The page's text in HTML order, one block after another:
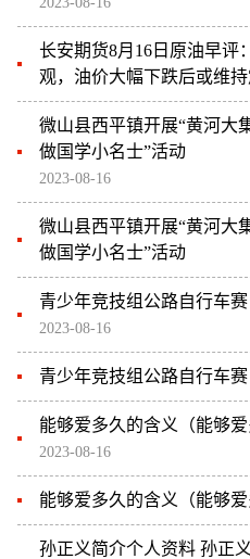
长安期货8月16日原油早评
观，油价大幅下跌后或维
微山县西平镇开展“黄河大
做国学小名士”活动
2023-08-16
微山县西平镇开展“黄河大
做国学小名士”活动
青少年竞技组公路自行车
2023-08-16
青少年竞技组公路自行车
能够爱多久的含义（能够爱
2023-08-16
能够爱多久的含义（能够爱
孙正义简介个人资料 孙正